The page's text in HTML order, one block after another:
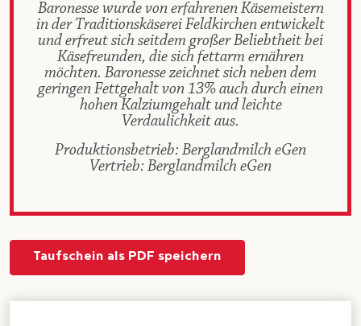
Baronesse wurde von erfahrenen Käsemeistern
in der Traditionskäserei Feldkirchen entwickelt
und erfreut sich seitdem großer Beliebtheit bei
Käsefreunden, die sich fettarm ernähren
möchten. Baronesse zeichnet sich neben dem
geringen Fettgehalt von 13% auch durch einen
hohen Kalziumgehalt und leichte
Verdaulichkeit aus.
Produktionsbetrieb: Berglandmilch eGen
Vertrieb: Berglandmilch eGen
Taufschein als PDF speichern